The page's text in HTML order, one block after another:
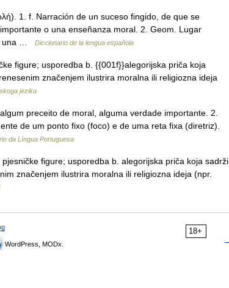
1. f. Narración de un suceso fingido, de que se
o una enseñanza moral. 2. Geom. Lugar
una …
Diccionario de la lengua española
figure; usporedba b. {{001f}}alegorijska priča koja
značenjem ilustrira moralna ili religiozna ideja
jezika
preceito de moral, alguma verdade importante. 2.
de um ponto fixo (foco) e de uma reta fixa (diretriz).
da Língua Portuguesa
figure; usporedba b. alegorijska priča koja sadrži
značenjem ilustrira moralna ili religiozna ideja (npr.
18+
WordPress, MODx.